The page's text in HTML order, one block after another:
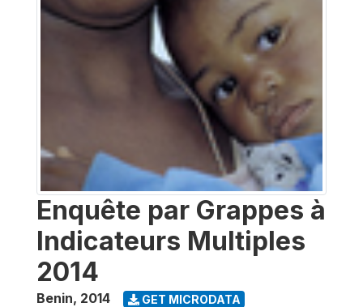
Enquête par Grappes à
Indicateurs Multiples
2014
Benin, 2014 GET MICRODATA